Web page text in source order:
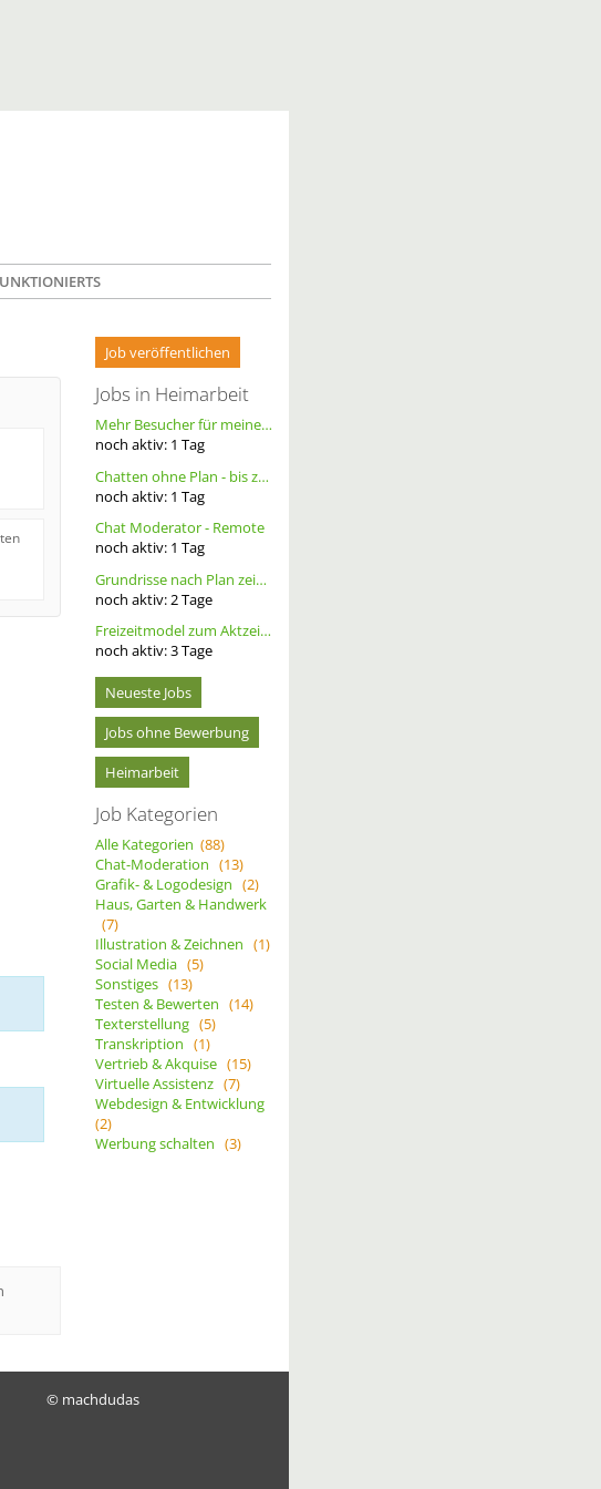
Job veröffentlichen
Jobs in Heimarbeit
Mehr Besucher für meine Homepage. Alternative Werbung.
noch aktiv: 1 Tag
Chatten ohne Plan - bis zu 20 Ct. pro Out – ortsunabhängig - wöchentliche Auszahlung
noch aktiv: 1 Tag
Chat Moderator - Remote
noch aktiv: 1 Tag
Grundrisse nach Plan zeichnen
noch aktiv: 2Tage
Freizeitmodel zum Aktzeichnen/- Fotografie gesucht, tfp
noch aktiv:3Tage
Neueste Jobs
Jobs ohne Bewerbung
Heimarbeit
Job Kategorien
Alle Kategorien (88)
Chat-Moderation (13)
Grafik- & Logodesign (2)
Haus, Garten & Handwerk
(7)
Illustration & Zeichnen (1)
Social Media (5)
Sonstiges (13)
Testen & Bewerten (14)
Texterstellung (5)
Transkription (1)
Vertrieb & Akquise (15)
Virtuelle Assistenz (7)
Webdesign & Entwicklung
(2)
Werbung schalten (3)
© machdudas